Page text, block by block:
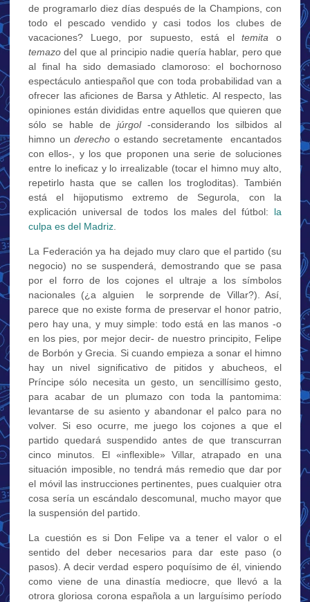
de programarlo diez días después de la Champions, con
todo el pescado vendido y casi todos los clubes de
vacaciones? Luego, por supuesto, está eltemita o
temazo del que al principio nadie quería hablar, pero que
al final ha sido demasiado clamoroso: el bochornoso
espectáculo antiespañol que con toda probabilidad van a
ofrecer las aficiones de Barsa y Athletic. Al respecto, las
opiniones están divididas entre aquellos que quieren que
sólo se hable de júrgol-considerando los silbidos al
himno underecho o estando secretamente encantados
con ellos-, y los que proponen una serie de soluciones
entre lo ineficaz y lo irrealizable (tocar el himno muy alto,
repetirlo hasta que se callen los trogloditas). También
está el hijoputismo extremo de Segurola, con la
explicación universal de todos los males del fútbol: la
culpa es del Madriz
La Federación ya ha dejado muy claro que el partido (su
negocio) no se suspenderá, demostrando que se pasa
por el forro de los cojones el ultraje a los símbolos
nacionales (¿a alguien le sorprende de Villar?). Así,
parece que no existe forma de preservar el honor patrio,
pero hay una, y muy simple: todo está en las manos -o
en los pies, por mejor decir- de nuestro principito, Felipe
de Borbón y Grecia. Si cuando empieza a sonar el himno
hay un nivel significativo de pitidos y abucheos, el
Príncipe sólo necesita un gesto, un sencillísimo gesto,
para acabar de un plumazo con toda la pantomima:
levantarse de su asiento y abandonar el palco para no
volver. Si eso ocurre, me juego los cojones a que el
partido quedará suspendido antes de que transcurran
cinco minutos. El «inflexible» Villar, atrapado en una
situación imposible, no tendrá más remedio que dar por
el móvil las instrucciones pertinentes, pues cualquier otra
cosa sería un escándalo descomunal, mucho mayor que
la suspensión del partido.
La cuestión es si Don Felipe va a tener el valor o el
sentido del deber necesarios para dar este paso (o
pasos). A decir verdad espero poquísimo de él, viniendo
como viene de una dinastía mediocre, que llevó a la
otrora gloriosa corona española a un larguísimo período